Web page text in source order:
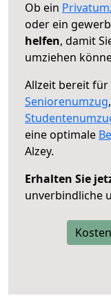
Ob ein
oder ein
helfen, damit
umziehen
Allzeit bereit für
Seniorenumzug,
eine optimale
Alzey.
Erhalten Sie
unverbindliche